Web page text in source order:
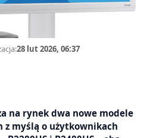
28 lut 2026, 06:37
na rynek dwa nowe modele
myślą o użytkownikach